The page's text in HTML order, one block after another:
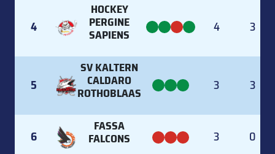
4
HOCKEY
PERGINE
SAPIENS 4 3
5
SV KALTERN
CALDARO
ROTHOBLAAS 3 3
6
FASSA
FALCONS 3 0